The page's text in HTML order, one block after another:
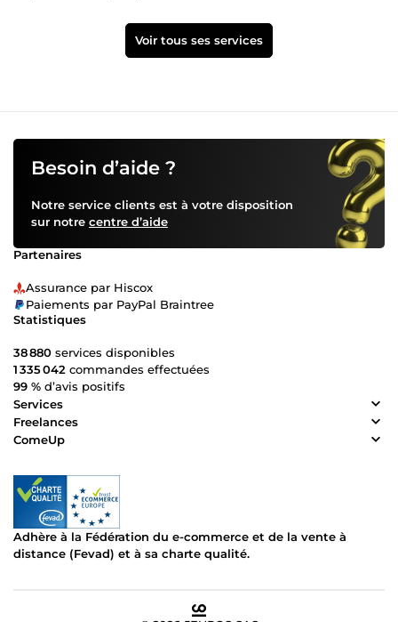
Voir tous ses services
Besoin d’aide ?
Notre service clients est à votre disposition
sur notre centre d’aide
Partenaires
Assurance par Hiscox
Paiements par PayPal Braintree
Statistiques
38 880 services disponibles
1 335 042 commandes effectuées
99 % d’avis positifs
Services
Freelances
ComeUp
Adhère à la Fédération du e-commerce et de la vente à
distance (Fevad) et à sa charte qualité.